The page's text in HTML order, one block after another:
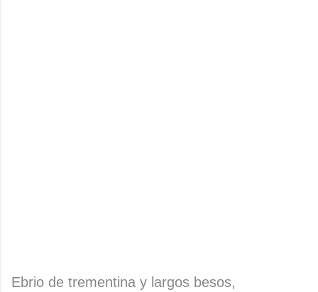
Ebrio de trementina y largos besos,